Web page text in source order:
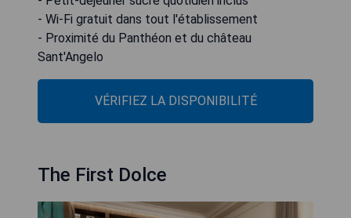
- Wi-Fi gratuit dans tout l'établissement
- Proximité du Panthéon et du château
Sant'Angelo
VÉRIFIEZ LA DISPONIBILITÉ
The First Dolce